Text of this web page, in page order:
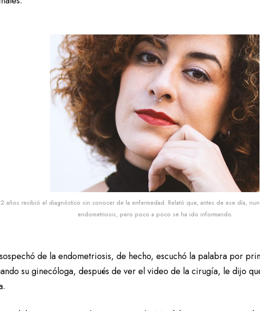
años recibió el diagnóstico sin conocer de la enfermedad. Relató que, antes de ese día,
endometriosis, pero poco a poco se ha ido informando.
de la endometriosis, de hecho, escuchó la palabra por
su ginecóloga, después de ver el video de la cirugía, le dijo